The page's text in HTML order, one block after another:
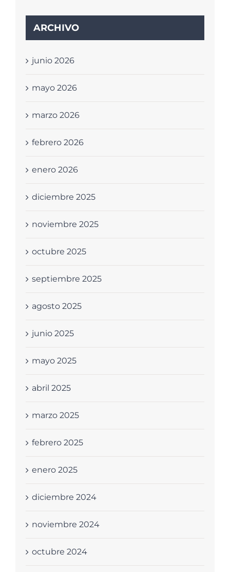
ARCHIVO
junio 2026
mayo 2026
marzo 2026
febrero 2026
enero 2026
diciembre 2025
noviembre 2025
octubre 2025
septiembre 2025
agosto 2025
junio 2025
mayo 2025
abril 2025
marzo 2025
febrero 2025
enero 2025
diciembre 2024
noviembre 2024
octubre 2024